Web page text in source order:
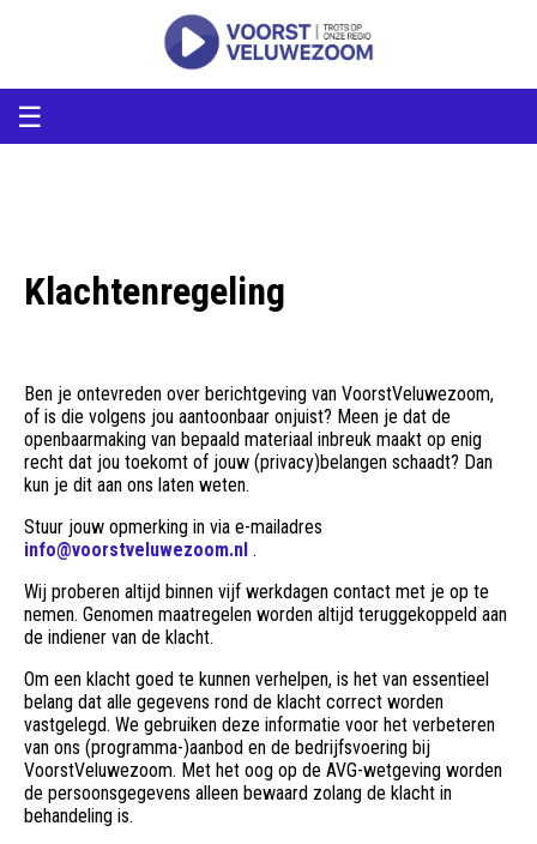
☰
Klachtenregeling
Ben je ontevreden over berichtgeving van VoorstVeluwezoom,
of is die volgens jou aantoonbaar onjuist? Meen je dat de
openbaarmaking van bepaald materiaal inbreuk maakt op enig
recht dat jou toekomt of jouw (privacy)belangen schaadt? Dan
kun je dit aan ons laten weten.
Stuur jouw opmerking in via e-mailadres
info@voorstveluwezoom.nl .
Wij proberen altijd binnen vijf werkdagen contact met je op te
nemen. Genomen maatregelen worden altijd teruggekoppeld aan
de indiener van de klacht.
Om een klacht goed te kunnen verhelpen, is het van essentieel
belang dat alle gegevens rond de klacht correct worden
vastgelegd. We gebruiken deze informatie voor het verbeteren
van ons (programma-)aanbod en de bedrijfsvoering bij
VoorstVeluwezoom. Met het oog op de AVG-wetgeving worden
de persoonsgegevens alleen bewaard zolang de klacht in
behandeling is.